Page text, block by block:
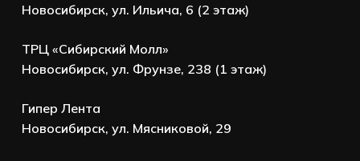
Новосибирск, ул. Ильича, 6 (2 этаж)
ТРЦ «Сибирский Молл»
Новосибирск, ул. Фрунзе, 238 (1 этаж)
Гипер Лента
Новосибирск, ул. Мясниковой, 29